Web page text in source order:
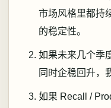
市场风格里都持
的稳定性。
如果未来几个季
同时企稳回升，
如果 Recall /